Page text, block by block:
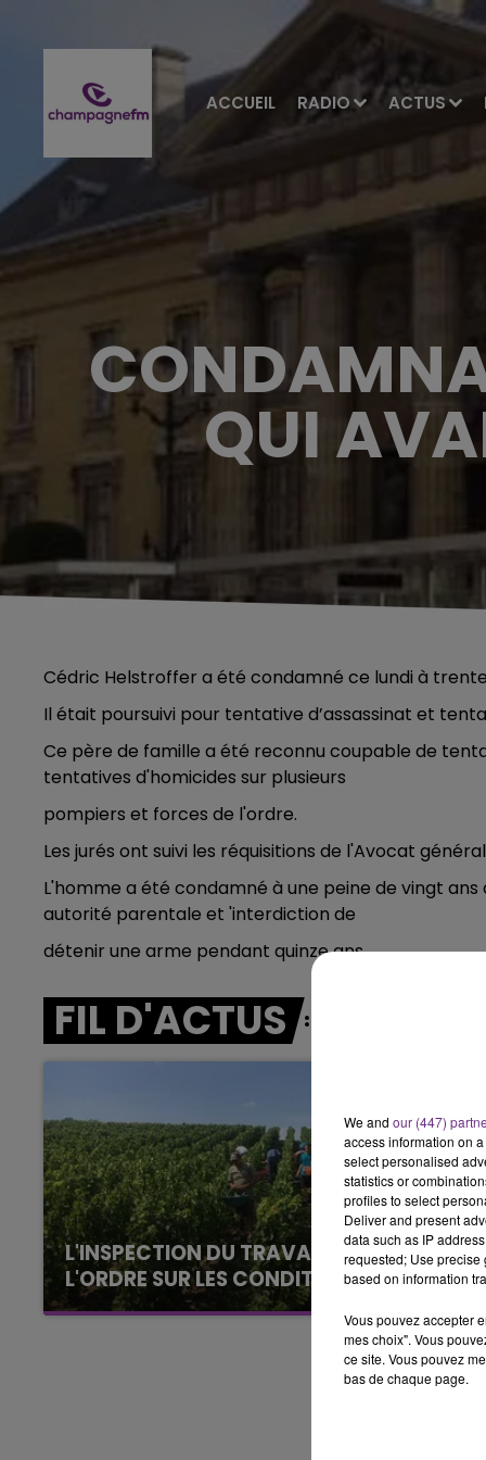
ACCUEIL RADIO ACTUS
LE BEST OF DE LA FAMILLE
CHAMPAGNE FM
QUI
Cédric Helstroffer a été condamné ce lundi à
Il était poursuivi pour tentative d’assassinat et
Ce père de famille a été reconnu coupable de
tentatives d'homicides sur plusieurs
pompiers et forces de l'ordre.
Les jurés ont suivi les réquisitions de l'Avocat
L'homme a été condamné à une peine de vingt
autorité parentale et 'interdiction de
détenir une arme pendant quinze ans.
FIL D'ACTUS
L'INSPECTION DU TRAVAIL RAPPELLE À
L'ORDRE SUR LES CONDITIONS DE...
Alors que les dates de début des vendange
2026 s'est avéré être plus précoce que prévu,
l'inspection du Travail en profite pour rappeler
We and our (447)
access information on
select personalised
statistics or
profiles to select
Deliver and present
data such as IP
requested; Use precise
based on information
Vous pouvez accepter
mes choix". Vous
ce site. Vous pouvez
bas de chaque page.